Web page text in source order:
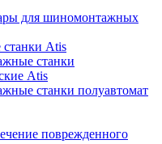
для шиномонтажных
Atis
станки
Atis
станки полуавтомат
поврежденного